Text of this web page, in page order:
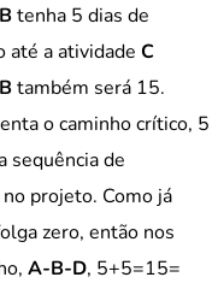
Btenha 5 dias de
até a atividade C
Btambém será 15.
o caminho crítico, 5
sequência de
projeto. Como já
zero, então nos
A-B-D, 5+5=15=